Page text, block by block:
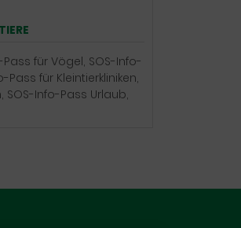
für Vögel, SOS-Info-
Pass für Kleintierkliniken,
SOS-Info-Pass Urlaub,